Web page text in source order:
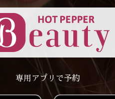
専用アプリで予約